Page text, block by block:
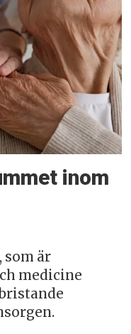
inom
som är
medicine